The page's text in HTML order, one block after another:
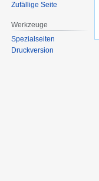
Zufällige Seite
Werkzeuge
Spezialseiten
Druckversion